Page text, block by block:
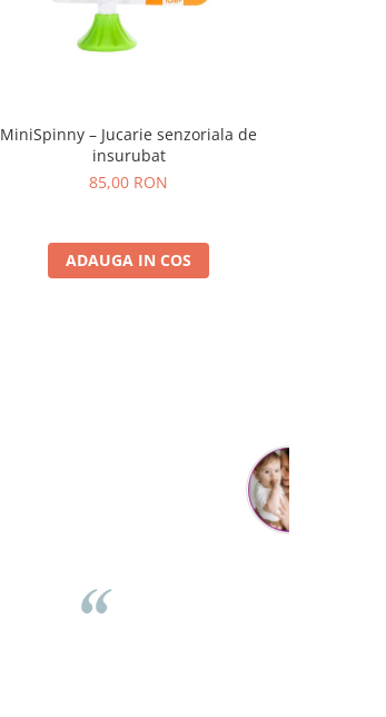
MiniSpinny – Jucarie senzoriala de
insurubat
85,00 RON
ADAUGA IN COS